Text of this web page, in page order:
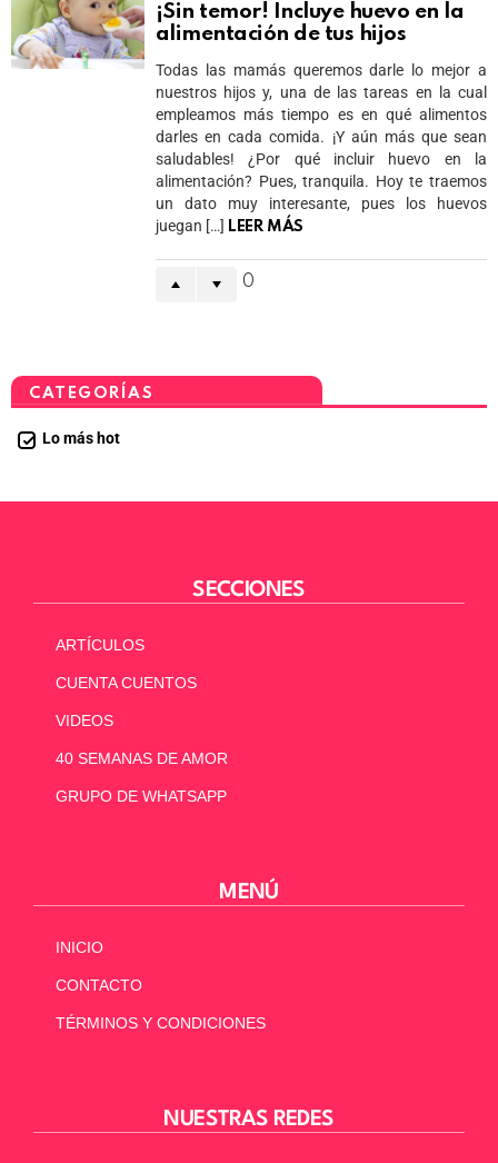
¡Sin temor! Incluye huevo en la
alimentación de tus hijos
Todas las mamás queremos darle lo mejor a
nuestros hijos y, una de las tareas en la cual
empleamos más tiempo es en qué alimentos
darles en cada comida. ¡Y aún más que sean
saludables! ¿Por qué incluir huevo en la
alimentación? Pues, tranquila. Hoy te traemos
un dato muy interesante, pues los huevos
juegan […] LEER MÁS
0
CATEGORÍAS
Lo más hot
SECCIONES
ARTÍCULOS
CUENTA CUENTOS
VIDEOS
40 SEMANAS DE AMOR
GRUPO DE WHATSAPP
MENÚ
INICIO
CONTACTO
TÉRMINOS Y CONDICIONES
NUESTRAS REDES